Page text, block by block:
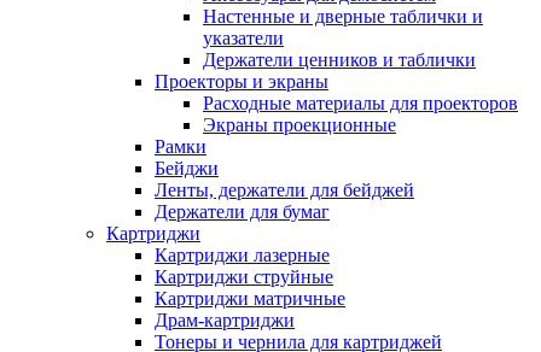
Настенные и дверные таблички и
указатели
Держатели ценников и таблички
Проекторы и экраны
Расходные материалы для проекторов
Экраны проекционные
Рамки
Бейджи
Ленты, держатели для бейджей
Держатели для бумаг
Картриджи
Картриджи лазерные
Картриджи струйные
Картриджи матричные
Драм-картриджи
Тонеры и чернила для картриджей